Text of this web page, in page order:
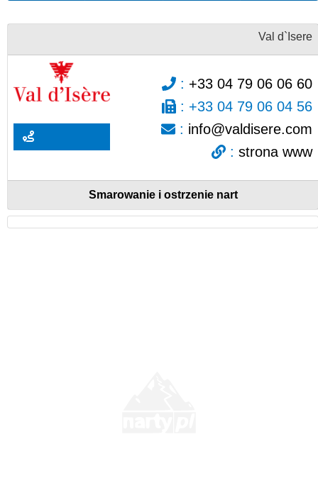
Val d`Isere
: +33 04 79 06 06 60
: +33 04 79 06 04 56
: info@valdisere.com
: strona www
Smarowanie i ostrzenie nart